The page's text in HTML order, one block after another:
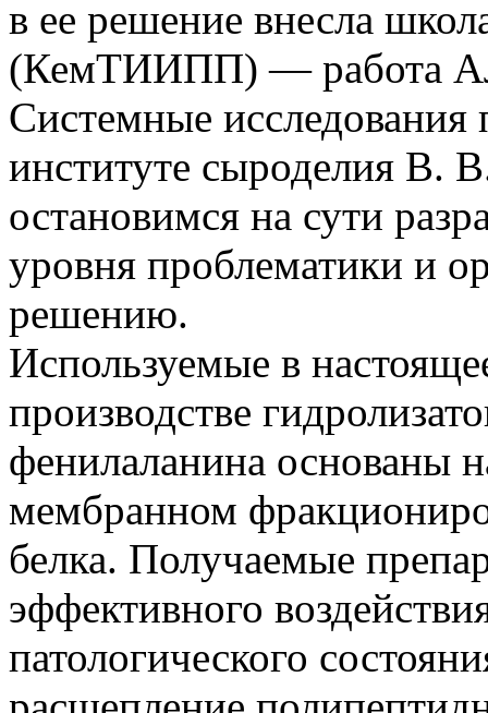
в ее решение внесла
(КемТИИПП) — работа
Системные
институте сыроделия В.
остановимся на сути
уровня проблематики и
решению.
Используемые в
производстве
фенилаланина основаны
мембранном
белка. Получаемые
эффективного
патологического